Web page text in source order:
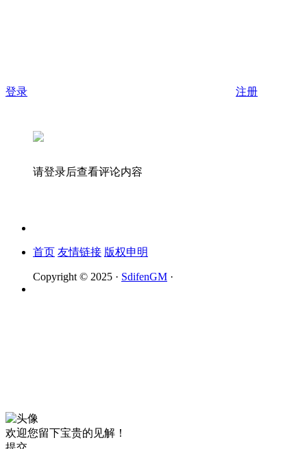
登录 注册
请登录后查看评论内容
首页 友情链接 版权申明
Copyright © 2025 · SdifenGM ·
欢迎您留下宝贵的见解！